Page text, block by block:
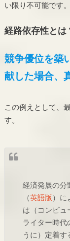
い限り不可能です。
経路依存性とは
競争優位を築
献した場合、
この例えとして、
す。
経済発展の分
（英語版）に
は（コンピュ
ライター時代
うに）定着